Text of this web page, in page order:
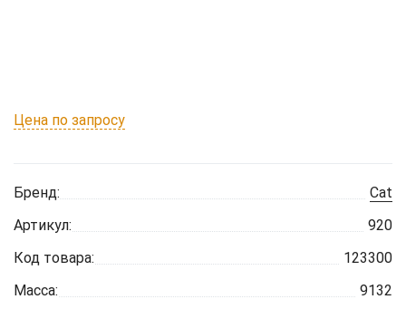
Цена по запросу
Бренд:
Cat
Артикул:
920
Код товара:
123300
Масса:
9132